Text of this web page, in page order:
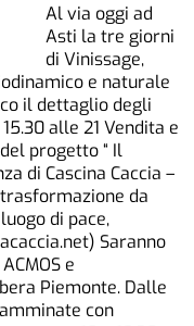
Al via oggi ad
Asti la tre giorni
di Vinissage,
e naturale
il dettaglio degli
alle 21 Vendita e
progetto “ Il
di Cascina Caccia –
trasformazione da
di pace,
Saranno
e
Piemonte. Dalle
con